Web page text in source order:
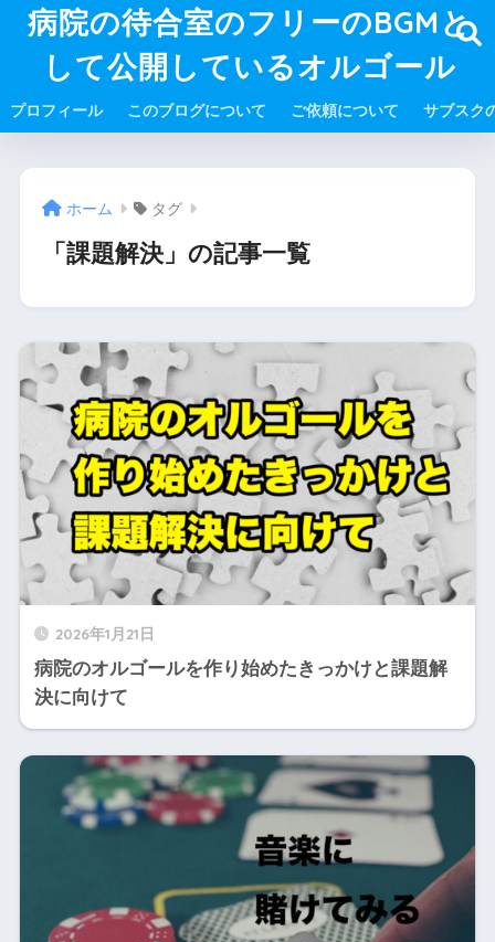
病院の待合室のフリーのBGMと
して公開しているオルゴール
プロフィール このブログについて ご依頼について サブスク
ホーム タグ
「課題解決」の記事一覧
2026年1月21日
病院のオルゴールを作り始めたきっかけと課題解
決に向けて